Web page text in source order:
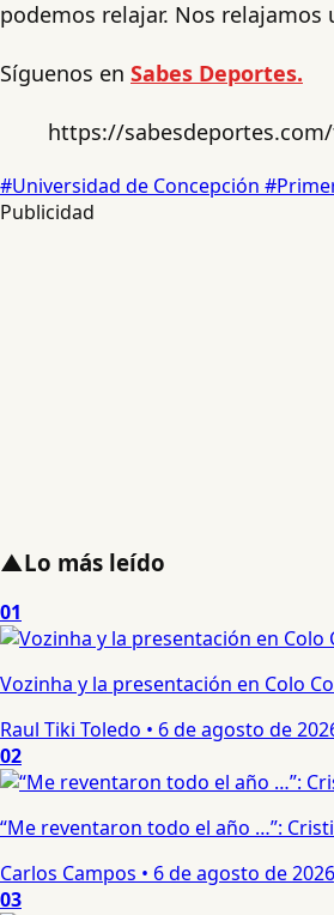
podemos relajar. Nos
Síguenos en Sabes Deportes.
https://
#Universidad de Concepción
Publicidad
▲Lo más leído
01
Vozinha y la presentación en Colo
Raul Tiki Toledo • 6 de agosto de
02
“Me reventaron todo el año …”:
Carlos Campos • 6 de agosto de
03